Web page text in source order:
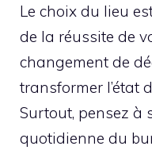
Le choix du lieu
de la réussite de
changement de
transformer l’état
Surtout, pensez à
quotidienne du